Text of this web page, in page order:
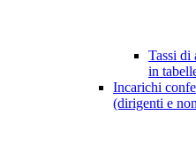
Tassi di
in
Incarichi
(dirigenti e